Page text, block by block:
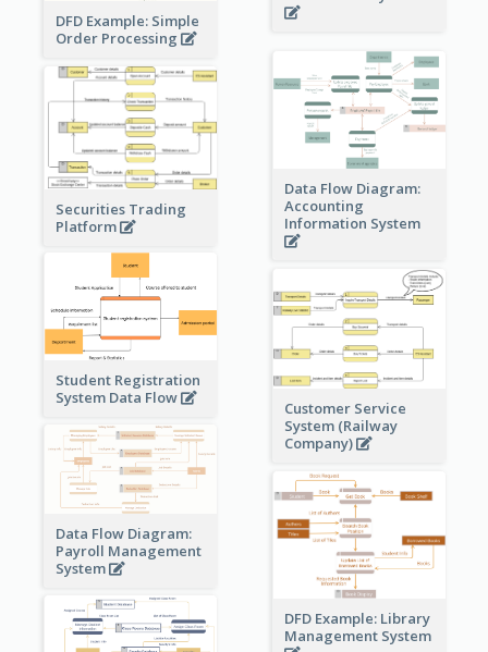
DFD Example: Simple
Order Processing
Data Flow Diagram:
Accounting
Information System
Securities Trading
Platform
Student Registration
System Data Flow
Customer Service
System (Railway
Company)
Data Flow Diagram:
Payroll Management
System
DFD Example: Library
Management System